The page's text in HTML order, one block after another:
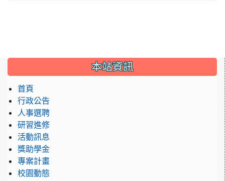
::: 本站資訊
首頁
行政公告
人事選聘
研習進修
活動訊息
獎助學金
專案計畫
校園動態